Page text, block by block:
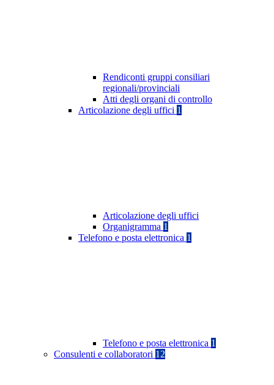
Rendiconti gruppi consiliari
regionali/provinciali
Atti degli organi di controllo
Articolazione degli uffici 1
Articolazione degli uffici
Organigramma 1
Telefono e posta elettronica 1
Telefono e posta elettronica 1
Consulenti e collaboratori 12